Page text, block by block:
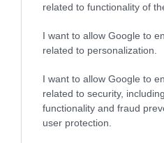
related to functionality of
I want to allow Google to
related to personalization.
I want to allow Google to
related to security,
functionality and fraud
user protection.
Konáról